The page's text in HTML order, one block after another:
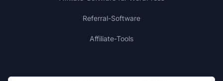
Referral-Software
Affiliate-Tools